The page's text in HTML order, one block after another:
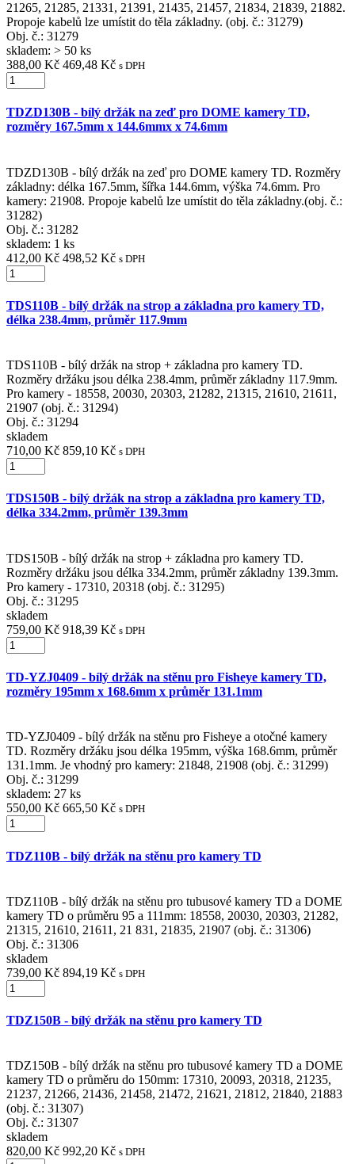
21265, 21285, 21331, 21391, 21435, 21457, 21834, 21839, 21882.
Propoje kabelů lze umístit do těla základny. (obj. č.: 31279)
Obj. č.: 31279
skladem: > 50 ks
388,00 Kč 469,48 Kč s DPH
TDZD130B - bílý držák na zeď pro DOME kamery TD,
rozměry 167.5mm x 144.6mmx x 74.6mm
TDZD130B - bílý držák na zeď pro DOME kamery TD. Rozměry
základny: délka 167.5mm, šířka 144.6mm, výška 74.6mm. Pro
kamery: 21908. Propoje kabelů lze umístit do těla základny.(obj. č.:
31282)
Obj. č.: 31282
skladem: 1 ks
412,00 Kč 498,52 Kč s DPH
TDS110B - bílý držák na strop a základna pro kamery TD,
délka 238.4mm, průměr 117.9mm
TDS110B - bílý držák na strop + základna pro kamery TD.
Rozměry držáku jsou délka 238.4mm, průměr základny 117.9mm.
Pro kamery - 18558, 20030, 20303, 21282, 21315, 21610, 21611,
21907 (obj. č.: 31294)
Obj. č.: 31294
skladem
710,00 Kč 859,10 Kč s DPH
TDS150B - bílý držák na strop a základna pro kamery TD,
délka 334.2mm, průměr 139.3mm
TDS150B - bílý držák na strop + základna pro kamery TD.
Rozměry držáku jsou délka 334.2mm, průměr základny 139.3mm.
Pro kamery - 17310, 20318 (obj. č.: 31295)
Obj. č.: 31295
skladem
759,00 Kč 918,39 Kč s DPH
TD-YZJ0409 - bílý držák na stěnu pro Fisheye kamery TD,
rozměry 195mm x 168.6mm x průměr 131.1mm
TD-YZJ0409 - bílý držák na stěnu pro Fisheye a otočné kamery
TD. Rozměry držáku jsou délka 195mm, výška 168.6mm, průměr
131.1mm. Je vhodný pro kamery: 21848, 21908 (obj. č.: 31299)
Obj. č.: 31299
skladem: 27 ks
550,00 Kč 665,50 Kč s DPH
TDZ110B - bílý držák na stěnu pro kamery TD
TDZ110B - bílý držák na stěnu pro tubusové kamery TD a DOME
kamery TD o průměru 95 a 111mm: 18558, 20030, 20303, 21282,
21315, 21610, 21611, 21 831, 21835, 21907 (obj. č.: 31306)
Obj. č.: 31306
skladem
739,00 Kč 894,19 Kč s DPH
TDZ150B - bílý držák na stěnu pro kamery TD
TDZ150B - bílý držák na stěnu pro tubusové kamery TD a DOME
kamery TD o průměru do 150mm: 17310, 20093, 20318, 21235,
21237, 21266, 21436, 21458, 21472, 21621, 21812, 21840, 21883
(obj. č.: 31307)
Obj. č.: 31307
skladem
820,00 Kč 992,20 Kč s DPH